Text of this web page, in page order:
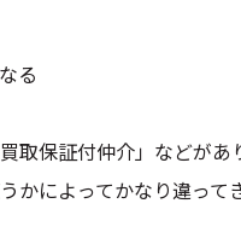
る
保証付仲介」などがあ
によってかなり違って